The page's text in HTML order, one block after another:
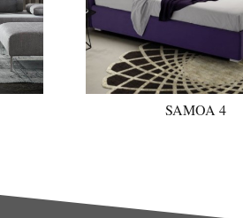
SAMOA 4